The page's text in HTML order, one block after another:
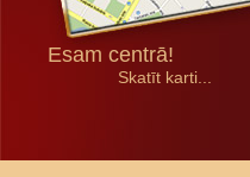
Esam centrā!
Skatīt karti...